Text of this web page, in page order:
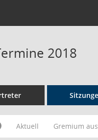
2018
Aktuell Gremium